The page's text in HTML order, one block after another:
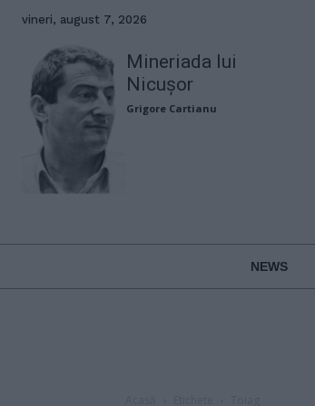
vineri, august 7, 2026
Mineriada lui
Nicușor
Grigore Cartianu
NEWS